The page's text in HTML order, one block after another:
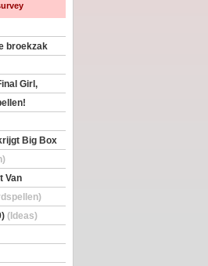
broekzak
Girl,
Big Box
Van
(Ideas)